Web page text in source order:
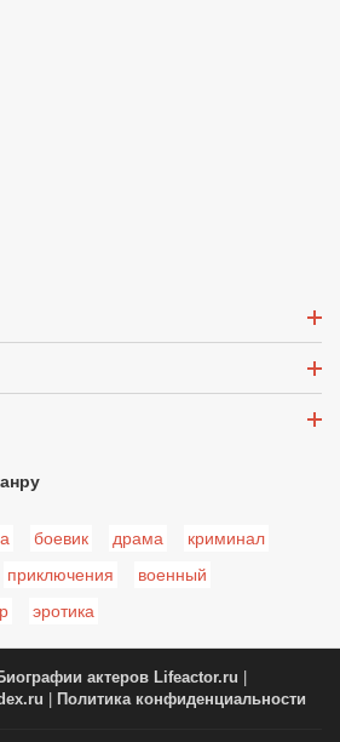
боевик драма
криминал
приключения
военный
эротика
актеров Lifeactor.ru
Политика конфиденциальности